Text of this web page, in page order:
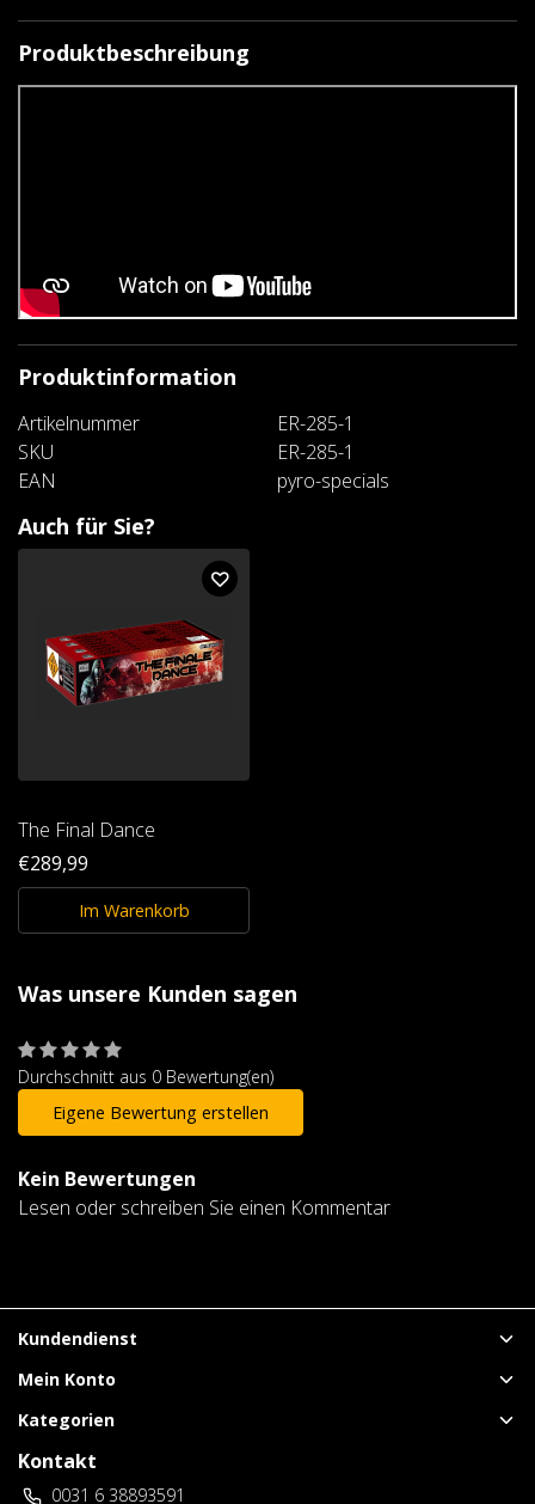
Produktbeschreibung
Produktinformation
Artikelnummer
ER-285-1
SKU
ER-285-1
EAN
pyro-specials
Auch für Sie?
The Final Dance
€289,99
Im Warenkorb
Was unsere Kunden sagen
Durchschnitt aus 0 Bewertung(en)
Eigene Bewertung erstellen
Kein Bewertungen
Lesen oder schreiben Sie einen Kommentar
Kundendienst
Mein Konto
Kategorien
Kontakt
0031 6 38893591